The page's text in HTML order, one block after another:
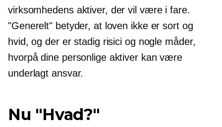
virksomhedens aktiver, der vil være i fare.
"Generelt" betyder, at loven ikke er sort og
hvid, og der er stadig risici og nogle måder,
hvorpå dine personlige aktiver kan være
underlagt ansvar.
Nu "Hvad?"